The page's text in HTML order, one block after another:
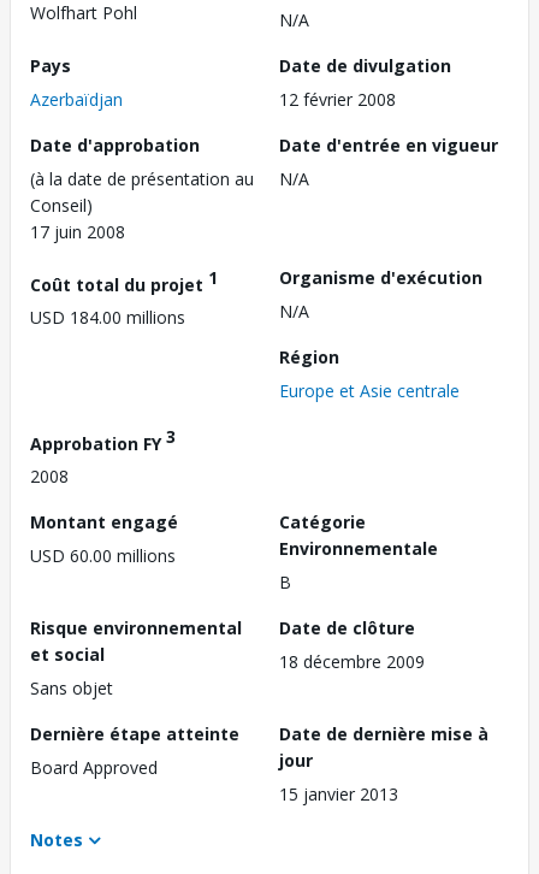
Wolfhart Pohl
N/A
Pays
Azerbaïdjan
Date de divulgation
12 février 2008
Date d'approbation
(à la date de présentation au
Conseil)
17 juin 2008
Date d'entrée en vigueur
N/A
Coût total du projet 1
USD 184.00 millions
Organisme d'exécution
N/A
Région
Europe et Asie centrale
Approbation FY3
2008
Montant engagé
USD 60.00 millions
Catégorie
Environnementale
B
Risque environnemental
et social
Sans objet
Date de clôture
18 décembre 2009
Dernière étape atteinte
Board Approved
Date de dernière mise à
jour
15 janvier 2013
Notes